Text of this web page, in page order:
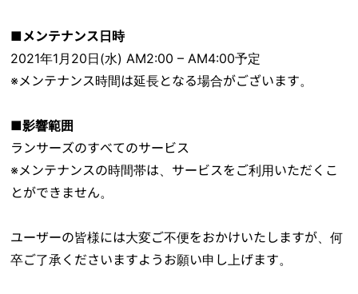
■メンテナンス日時
2021年1月20日(水) AM2:00 – AM4:00予定
※メンテナンス時間は延長となる場合がございます。
■影響範囲
ランサーズのすべてのサービス
※メンテナンスの時間帯は、サービスをご利用いただくこ
とができません。
ユーザーの皆様には大変ご不便をおかけいたしますが、何
卒ご了承くださいますようお願い申し上げます。